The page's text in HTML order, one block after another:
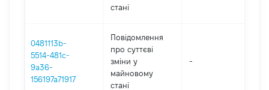
стані
0481113b-
5514-481c-
9a36-
156197a71917
Повідомлення
про суттєві
зміни y
майновому
стані
-